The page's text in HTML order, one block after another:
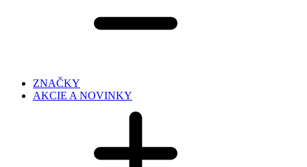
ZNAČKY
AKCIE A NOVINKY